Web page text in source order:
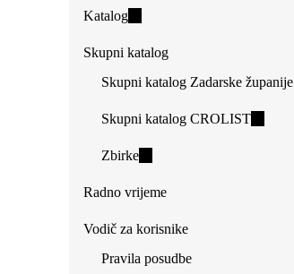
Katalog(link
external)
Skupni katalog
Skupni katalog Zadarske županije
Skupni katalog CROLIST(link
Zbirke(link
external)
Radno vrijeme
Vodič za korisnike
Pravila posudbe